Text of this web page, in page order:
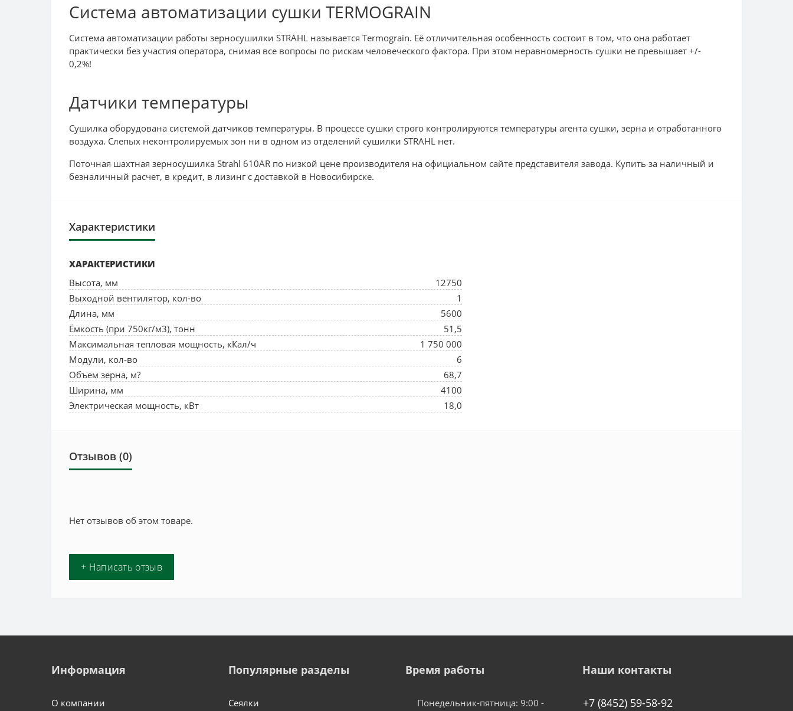
Система автоматизации сушки TERMOGRAIN
Система автоматизации работы зерносушилки STRAHL называется Termograin. Её отличительная особенность состоит в том, что она работает
практически без участия оператора, снимая все вопросы по рискам человеческого фактора. При этом неравномерность сушки не превышает +/-
0,2%!
Датчики температуры
Сушилка оборудована системой датчиков температуры. В процессе сушки строго контролируются температуры агента сушки, зерна и отработанного
воздуха. Слепых неконтролируемых зон ни в одном из отделений сушилки STRAHL нет.
Поточная шахтная зерносушилка Strahl 610AR по низкой цене производителя на официальном сайте представителя завода. Купить за наличный и
безналичный расчет, в кредит, в лизинг с доставкой в Новосибирске.
Характеристики
ХАРАКТЕРИСТИКИ
Высота, мм
12750
Выходной вентилятор, кол-во
1
Длина, мм
5600
Ёмкость (при 750кг/м3), тонн
51,5
Максимальная тепловая мощность, кКал/ч
1 750 000
Модули, кол-во
6
Объем зерна, м?
68,7
Ширина, мм
4100
Электрическая мощность, кВт
18,0
Отзывов (0)
Нет отзывов об этом товаре.
+ Написать отзыв
Информация
О компании
Популярные разделы
Сеялки
Время работы
Понедельник-пятница: 9:00 -
Наши контакты
+7 (8452) 59-58-92